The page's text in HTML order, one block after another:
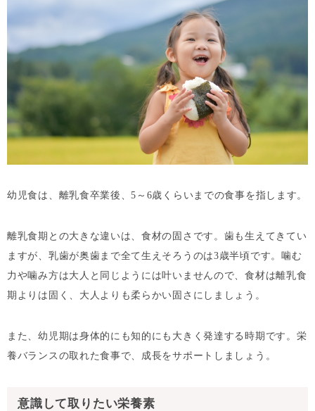
幼児食は、離乳食卒業後、5～6歳くらいまでの食事を指します。
離乳食期との大きな違いは、食材の固さです。歯も生えてきてい
ますが、乳歯が奥歯まで全て生えそろうのは3歳半頃です。噛む
力や噛み方は大人と同じようには叶いませんので、食材は離乳食
期よりは固く、大人よりも柔らかい固さにしましょう。
また、幼児期は身体的にも知的にも大きく発達する時期です。栄
養バランスの取れた食事で、成長をサポートしましょう。
意識して取りたい栄養素